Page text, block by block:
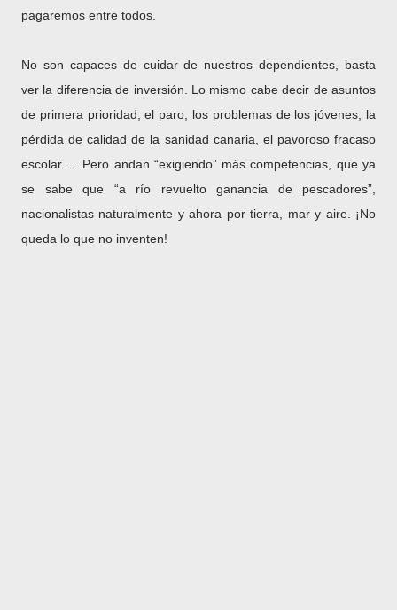
pagaremos entre todos.
No son capaces de cuidar de nuestros dependientes, basta
ver la diferencia de inversión. Lo mismo cabe decir de asuntos
de primera prioridad, el paro, los problemas de los jóvenes, la
pérdida de calidad de la sanidad canaria, el pavoroso fracaso
escolar…. Pero andan “exigiendo” más competencias, que ya
se sabe que “a río revuelto ganancia de pescadores”,
nacionalistas naturalmente y ahora por tierra, mar y aire. ¡No
queda lo que no inventen!